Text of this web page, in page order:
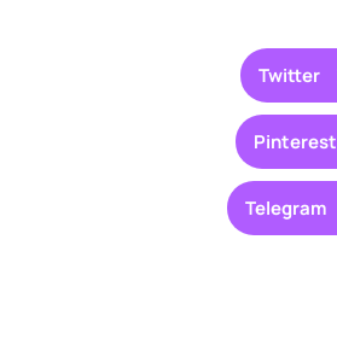
Twitter
Pinterest
Telegram